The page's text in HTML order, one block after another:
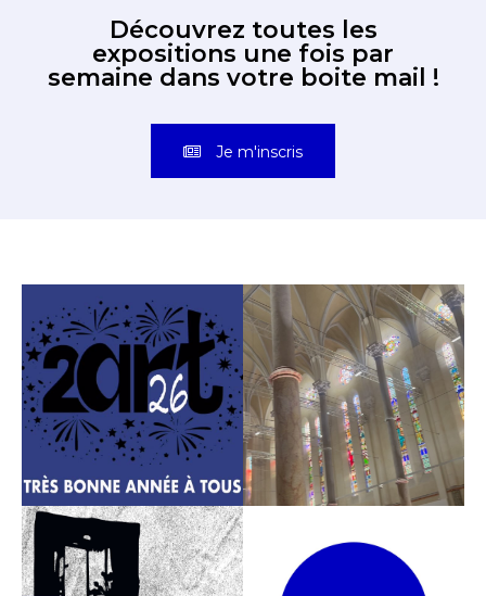
Découvrez toutes les
expositions une fois par
semaine dans votre boite mail !
Je m'inscris